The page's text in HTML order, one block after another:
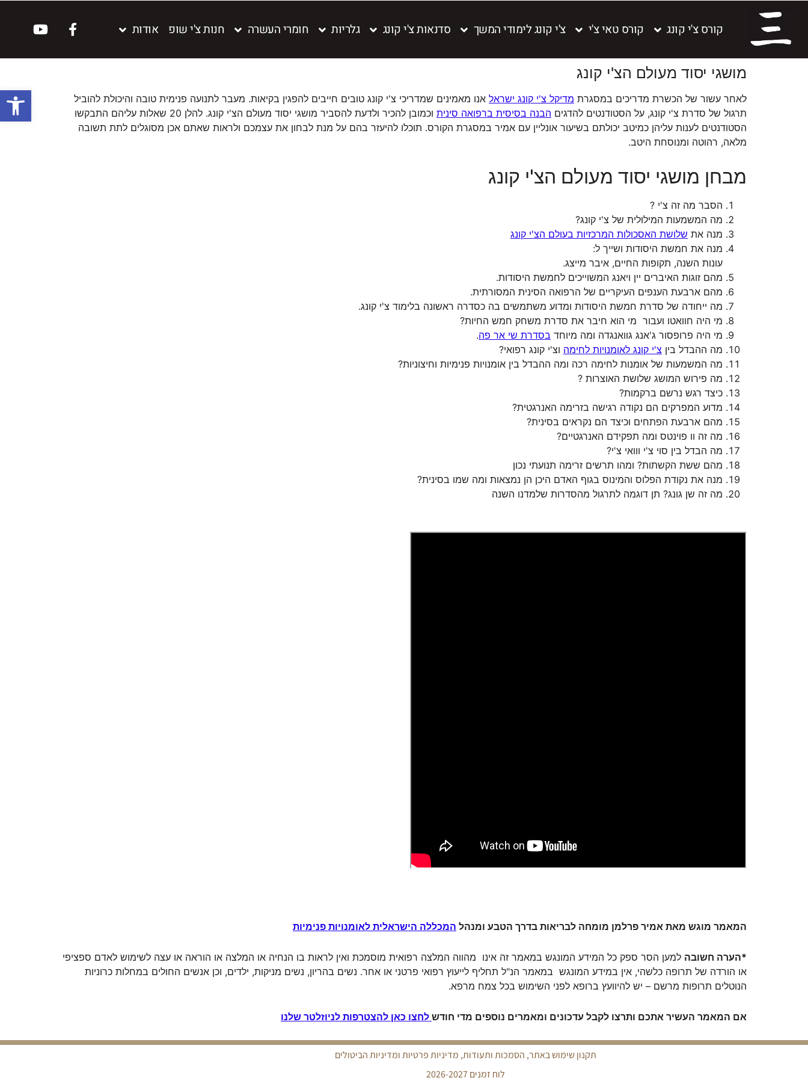
קורס צ'י קונג קורס טאי צ'י צ'י קונג לימודי המשך סדנאות צ'י קונג גלריות חומרי העשרה חנות צ'י שופ אודות
מושגי יסוד מעולם הצ'י קונג
לאחר עשור של הכשרת מדריכים במסגרת מדיקל צ'י קונג ישראל אנו מאמינים שמדריכי צ'י קונג טובים חייבים להפגין בקיאות. מעבר לתנועה פנימית טובה והיכולת להוביל
תרגול של סדרת צ'י קונג, על הסטודנטים להדגים הבנה בסיסית ברפואה סינית
וכמובן להכיר ולדעת להסביר מושגי יסוד מעולם הצ'י קונג. להלן 20 שאלות עליהם התבקשו
הסטודנטים לענות עליהן כמיטב יכולתם בשיעור אונליין עם אמיר במסגרת הקורס. תוכלו להיעזר בהם על מנת לבחון את עצמכם ולראות שאתם אכן מסוגלים לתת תשובה
מלאה, רהוטה ומנוסחת היטב.
מבחן מושגי יסוד מעולם הצ'י קונג
הסבר מה זה צ'י ?
מה המשמעות המילולית של צ'י קונג?
מנה את שלושת האסכולות המרכזיות בעולם הצ'י קונג
מנה את חמשת היסודות ושייך ל:
עונות השנה, תקופות החיים, איבר מייצג.
מהם זוגות האיברים יין ויאנג המשוייכים לחמשת היסודות.
מהם ארבעת הענפים העיקריים של הרפואה הסינית המסורתית.
מה ייחודה של סדרת חמשת היסודות ומדוע משתמשים בה כסדרה ראשונה בלימוד צ'י קונג.
מי היה חוואטו ועבור מי הוא חיבר את סדרת משחק חמש החיות?
מי היה פרופסור ג'אנג גוואנגדה ומה מיוחד בסדרת שי אר פה.
מה ההבדל בין צ'י קונג לאומנויות לחימה וצ'י קונג רפואי?
מה המשמעות של אומנות לחימה רכה ומה ההבדל בין אומנויות פנימיות וחיצוניות?
מה פירוש המושג שלושת האוצרות ?
כיצד רגש נרשם ברקמות?
מדוע המפרקים הם נקודה רגישה בזרימה האנרגטית?
מהם ארבעת הפתחים וכיצד הם נקראים בסינית?
מה זה וו פוינטס ומה תפקידם האנרגטיים?
מה הבדל בין סוי צ'י ווואי צ'י?
מהם ששת הקשתות? ומהו תרשים זרימה תנועתי נכון
מנה את נקודת הפלוס והמינוס בגוף האדם היכן הן נמצאות ומה שמו בסינית?
מה זה שן גונג? תן דוגמה לתרגול מהסדרות שלמדנו השנה
המאמר מוגש מאת אמיר פרלמן מומחה לבריאות בדרך הטבע ומנהל המכללה הישראלית לאומנויות פנימיות
*הערה חשובה למען הסר ספק כל המידע המונגש במאמר זה אינו מהווה המלצה רפואית מוסמכת ואין לראות בו הנחיה או המלצה או הוראה או עצה לשימוש לאדם ספציפי
או הורדה של תרופה כלשהי, אין במידע המונגש במאמר הנ"ל תחליף לייעוץ רפואי פרטני או אחר. נשים בהריון, נשים מניקות, ילדים, וכן אנשים החולים במחלות כרוניות
הנוטלים תרופות מרשם – יש להיוועץ ברופא לפני השימוש בכל צמח מרפא.
אם המאמר העשיר אתכם ותרצו לקבל עדכונים ומאמרים נוספים מדי חודש לחצו כאן להצטרפות לניוזלטר שלנו
תקנון שימוש באתר, הסמכות ותעודות, מדיניות פרטיות ומדיניות הביטולים
לוח זמנים 2026-2027
פתח